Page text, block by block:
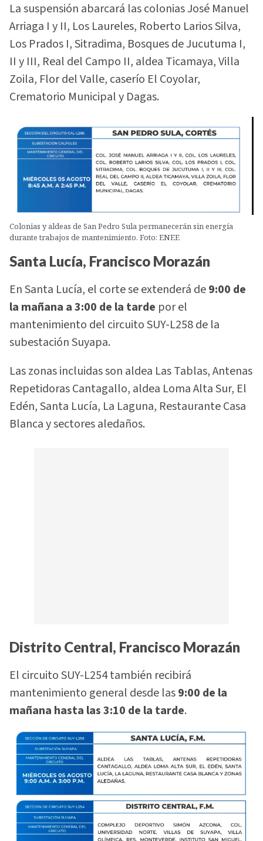
La suspensión abarcará las colonias José Manuel
Arriaga I y II, Los Laureles, Roberto Larios Silva,
Los Prados I, Sitradima, Bosques de Jucutuma I,
II y III, Real del Campo II, aldea Ticamaya, Villa
Zoila, Flor del Valle, caserío El Coyolar,
Crematorio Municipal y Dagas.
Colonias y aldeas de San Pedro Sula permanecerán sin energía
durante trabajos de mantenimiento. Foto: ENEE
Santa Lucía, Francisco Morazán
En Santa Lucía, el corte se extenderá de9:00 de
la mañana a 3:00 de la tarde por el
mantenimiento del circuito SUY-L258 de la
subestación Suyapa.
Las zonas incluidas son aldea Las Tablas, Antenas
Repetidoras Cantagallo, aldea Loma Alta Sur, El
Edén, Santa Lucía, La Laguna, Restaurante Casa
Blanca y sectores aledaños.
Distrito Central, Francisco Morazán
El circuito SUY-L254 también recibirá
mantenimiento general desde las9:00 de la
mañana hasta las 3:10 de la tarde.